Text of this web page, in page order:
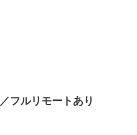
フルリモートあり